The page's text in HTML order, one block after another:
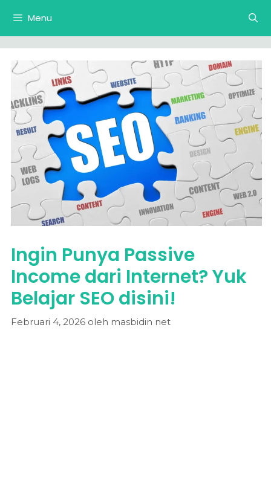
isi
Menu
Ingin Punya Passive
Income dari Internet? Yuk
Belajar SEO disini!
Februari 4, 2026 oleh masbidin net